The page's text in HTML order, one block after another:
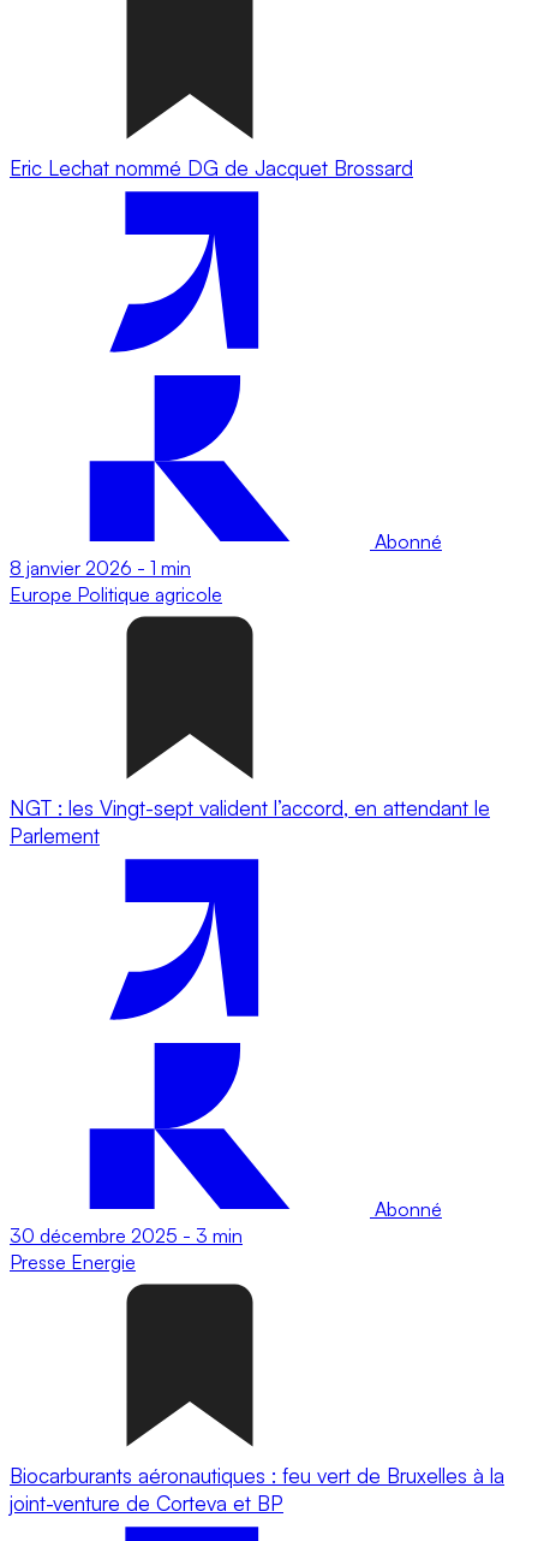
Eric Lechat nommé DG de Jacquet Brossard
Abonné
8 janvier 2026 - 1 min
Europe Politique agricole
NGT : les Vingt-sept valident l’accord, en attendant le
Parlement
Abonné
30 décembre 2025 - 3 min
Presse Energie
Biocarburants aéronautiques : feu vert de Bruxelles à la
joint-venture de Corteva et BP